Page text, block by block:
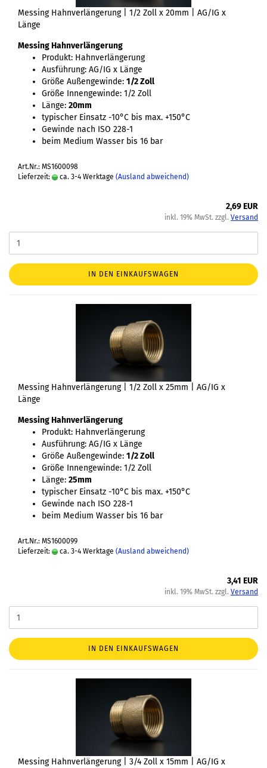
Messing Hahnverlängerung | 1/2 Zoll x 20mm | AG/IG x
Länge
Messing Hahnverlängerung
Produkt: Hahnverlängerung
Ausführung: AG/IG x Länge
Größe Außengewinde: 1/2 Zoll
Größe Innengewinde: 1/2 Zoll
Länge: 20mm
typischer Einsatz -10°C bis max. +150°C
Gewinde nach ISO 228-1
beim Medium Wasser bis 16 bar
Art.Nr.: MS1600098
Lieferzeit:
ca. 3-4 Werktage (Ausland abweichend)
2,69 EUR
inkl. 19% MwSt. zzgl. Versand
IN DEN EINKAUFSWAGEN
Messing Hahnverlängerung | 1/2 Zoll x 25mm | AG/IG x
Länge
Messing Hahnverlängerung
Produkt: Hahnverlängerung
Ausführung: AG/IG x Länge
Größe Außengewinde: 1/2 Zoll
Größe Innengewinde: 1/2 Zoll
Länge: 25mm
typischer Einsatz -10°C bis max. +150°C
Gewinde nach ISO 228-1
beim Medium Wasser bis 16 bar
Art.Nr.: MS1600099
Lieferzeit:
ca. 3-4 Werktage (Ausland abweichend)
3,41 EUR
inkl. 19% MwSt. zzgl. Versand
IN DEN EINKAUFSWAGEN
Messing Hahnverlängerung | 3/4 Zoll x 15mm | AG/IG x